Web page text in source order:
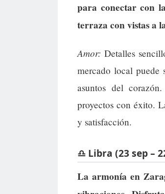
para conectar con
terraza con vistas a
Amor: Detalles
mercado local puede
asuntos del corazón.
proyectos con éxito.
y satisfacción.
♎ Libra (23 sep –
La armonía en